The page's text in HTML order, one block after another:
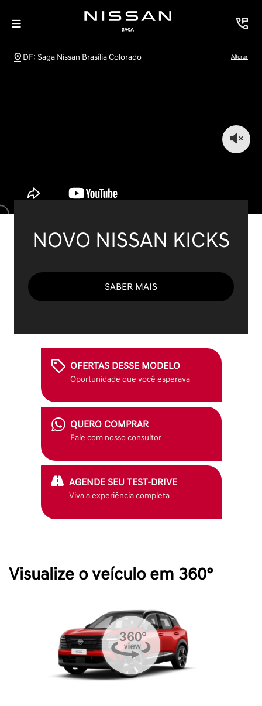
DF: Saga Nissan Brasília Colorado Alterar
NOVO NISSAN KICKS
SABER MAIS
OFERTAS DESSE MODELO
Oportunidade que você esperava
QUERO COMPRAR
Fale com nosso consultor
AGENDE SEU TEST-DRIVE
Viva a experiência completa
Visualize o veículo em 360°